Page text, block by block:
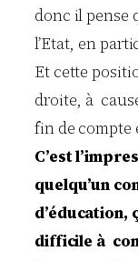
donc il pense
l’Etat, en
Et cette
droite, à
fin de compte
C’est
quelqu’un
difficile à